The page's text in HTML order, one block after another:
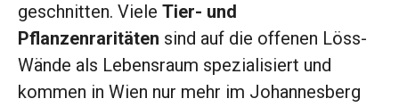
geschnitten. Viele Tier- und
Pflanzenraritäten sind auf die offenen Löss-
Wände als Lebensraum spezialisiert und
kommen in Wien nur mehr im Johannesberg